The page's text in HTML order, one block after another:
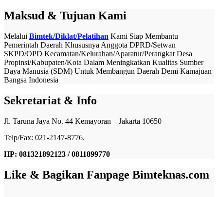
Maksud & Tujuan Kami
Melalui Bimtek/Diklat/Pelatihan Kami Siap Membantu
Pemerintah Daerah Khususnya Anggota DPRD/Setwan
SKPD/OPD Kecamatan/Kelurahan/Aparatur/Perangkat Desa
Propinsi/Kabupaten/Kota Dalam Meningkatkan Kualitas Sumber
Daya Manusia (SDM) Untuk Membangun Daerah Demi Kamajuan
Bangsa Indonesia
Sekretariat & Info
Jl. Taruna Jaya No. 44 Kemayoran – Jakarta 10650
Telp/Fax: 021-2147-8776.
HP: 081321892123 / 0811899770
Like & Bagikan Fanpage Bimteknas.com